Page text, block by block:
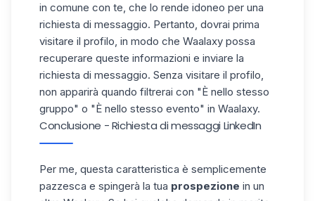
in comune con te, che lo rende idoneo per una
richiesta di messaggio. Pertanto, dovrai prima
visitare il profilo, in modo che Waalaxy possa
recuperare queste informazioni e inviare la
richiesta di messaggio. Senza visitare il profilo,
non apparirà quando filtrerai con "È nello stesso
gruppo" o "È nello stesso evento" in Waalaxy.
Conclusione - Richiesta di messaggi LinkedIn
Per me, questa caratteristica è semplicemente
pazzesca e spingerà la tua prospezione in un